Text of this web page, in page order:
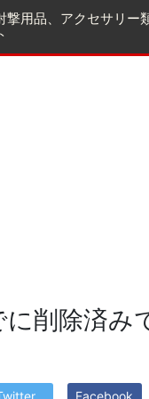
撃用品、アクセサリー
削除済み
Facebook